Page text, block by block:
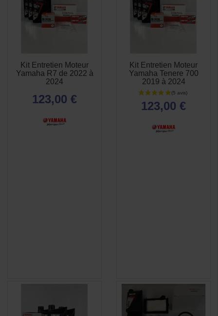
Kit Entretien Moteur
Yamaha R7 de 2022 à
2024
123,00 €
Kit Entretien Moteur
Yamaha Tenere 700
2019 à 2024
123,00 €
APERÇU
RAPIDE
 APERÇU
RAPIDE